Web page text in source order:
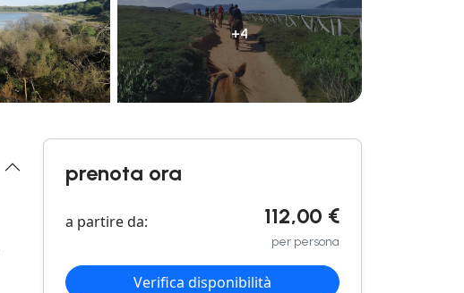
+4
prenota ora
a partire da: 112,00 €
per persona
Verifica disponibilità